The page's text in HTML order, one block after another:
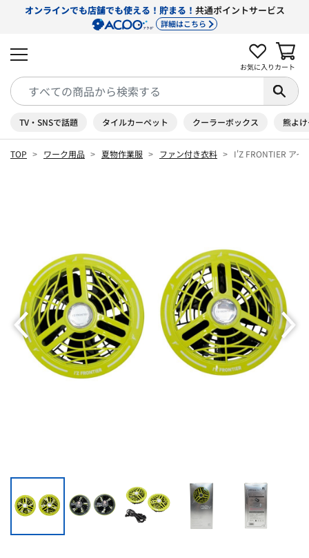
オンラインでも店舗でも使える！貯まる！ 共通ポイントサービス
詳細はこちら
お気に入り カート
TV・SNSで話題 タイルカーペット クーラーボックス 熊よ
TOP ワーク用品 夏物作業服 ファン付き衣料 I'Z FRONTIER ア